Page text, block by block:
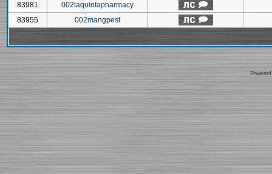
83981
002laquintapharmacy
83955
002mangpest